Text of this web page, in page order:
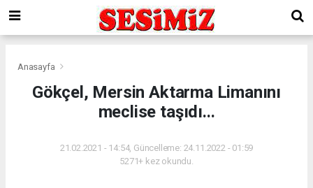
Anasayfa
Gökçel, Mersin Aktarma Limanını
meclise taşıdı...
21.02.2021 - 14:54, Güncelleme: 24.11.2022 - 01:59
5271+ kez okundu.